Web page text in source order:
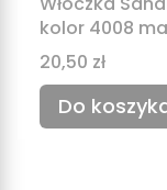
kolor 4008
Cena
20,50 zł
Do